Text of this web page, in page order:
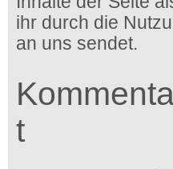
ihr durch die
an uns sendet.
t